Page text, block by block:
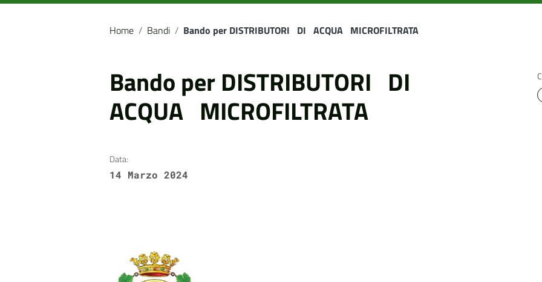
Home / Bandi / Bando per DISTRIBUTORI DI ACQUA MICROFILTRATA
Bando per DISTRIBUTORI DI
ACQUA MICROFILTRATA
Data:
14 Marzo 2024